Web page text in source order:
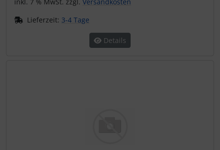
Lieferzeit: 3-4 Tage
Details